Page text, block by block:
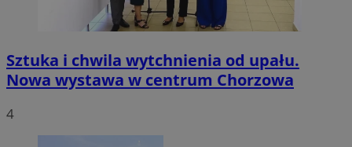
Sztuka i chwila wytchnienia od upału.
Nowa wystawa w centrum Chorzowa
4